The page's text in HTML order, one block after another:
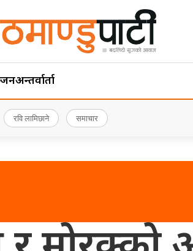
अन्तर्वार्ता
रवि लामिछाने समाचार